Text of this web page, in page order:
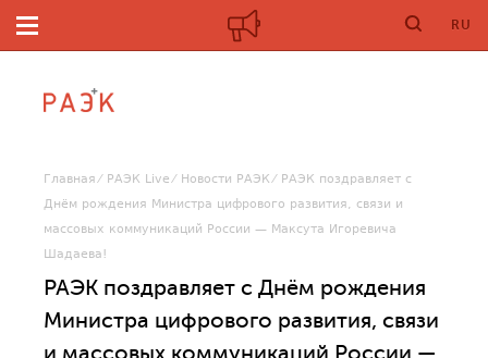
RU
Главная РАЭК Live Новости РАЭК
РАЭК поздравляет с
Днём рождения Министра цифрового развития, связи и
массовых коммуникаций России — Максута Игоревича
Шадаева!
РАЭК поздравляет с Днём рождения
Министра цифрового развития, связи